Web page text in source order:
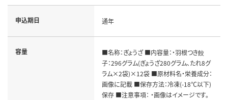
申込期日 通年
容量
■名称：ぎょうざ ■内容量：・羽根つき餃
子：296グラム(ぎょうざ280グラム、たれ8グ
ラム×2袋)×12袋 ■原材料名・栄養成分：
画像に記載 ■保存方法：冷凍(-18℃以下)
保存 ■注意事項： ・画像はイメージです。